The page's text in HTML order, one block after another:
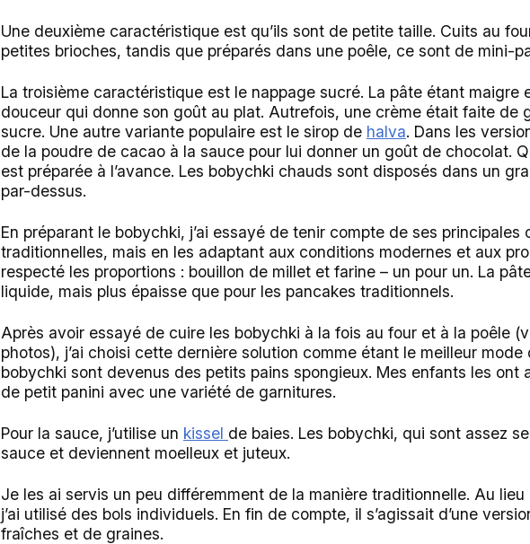
Une deuxième caractéristique est qu’ils sont de petite taille. Cuits au
petites brioches, tandis que préparés dans une poêle, ce sont de mini-
La troisième caractéristique est le nappage sucré. La pâte étant maigre
douceur qui donne son goût au plat. Autrefois, une crème était faite de
sucre. Une autre variante populaire est le sirop de halva. Dans les
de la poudre de cacao à la sauce pour lui donner un goût de chocolat.
est préparée à l’avance. Les bobychki chauds sont disposés dans un
par-dessus.
En préparant le bobychki, j’ai essayé de tenir compte de ses principales
traditionnelles, mais en les adaptant aux conditions modernes et aux
respecté les proportions : bouillon de millet et farine – un pour un. La
liquide, mais plus épaisse que pour les pancakes traditionnels.
Après avoir essayé de cuire les bobychki à la fois au four et à la poêle
photos), j’ai choisi cette dernière solution comme étant le meilleur
bobychki sont devenus des petits pains spongieux. Mes enfants les ont
de petit panini avec une variété de garnitures.
Pour la sauce, j’utilise un kissel de baies. Les bobychki, qui sont assez
sauce et deviennent moelleux et juteux.
Je les ai servis un peu différemment de la manière traditionnelle. Au lieu
j’ai utilisé des bols individuels. En fin de compte, il s’agissait d’une
fraîches et de graines.